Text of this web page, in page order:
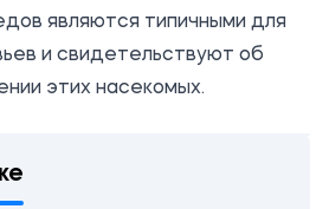
являются типичными для
и свидетельствуют об
этих насекомых.